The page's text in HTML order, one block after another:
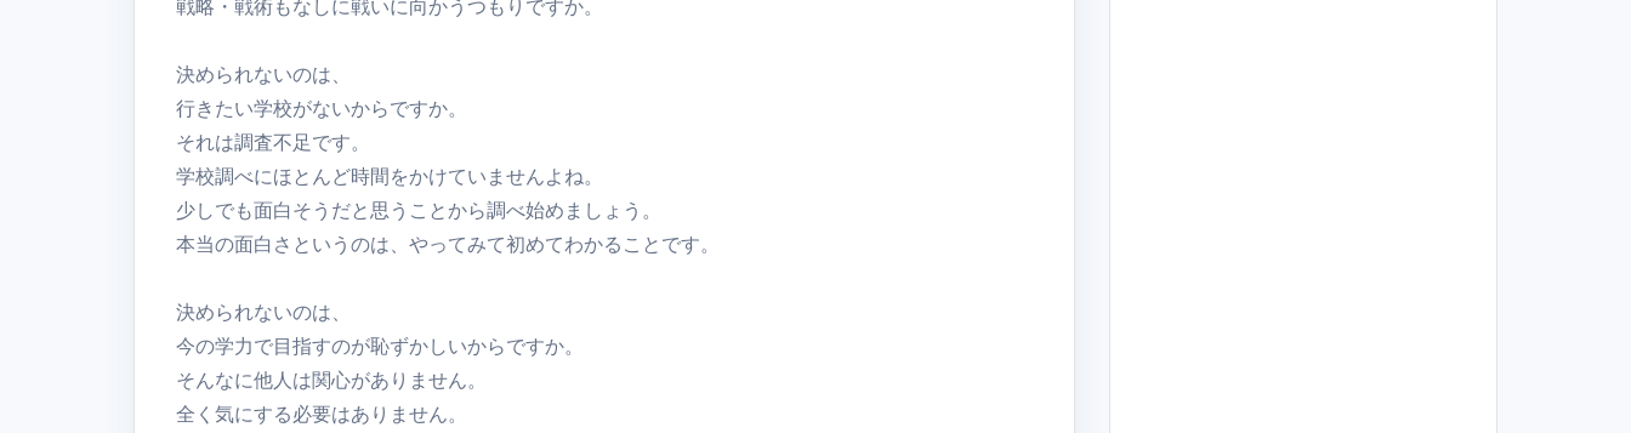
戦略・戦術もなしに戦いに向かうつもりですか。
決められないのは、
行きたい学校がないからですか。
それは調査不足です。
学校調べにほとんど時間をかけていませんよね。
少しでも面白そうだと思うことから調べ始めましょう。
本当の面白さというのは、やってみて初めてわかることです。
決められないのは、
今の学力で目指すのが恥ずかしいからですか。
そんなに他人は関心がありません。
全く気にする必要はありません。